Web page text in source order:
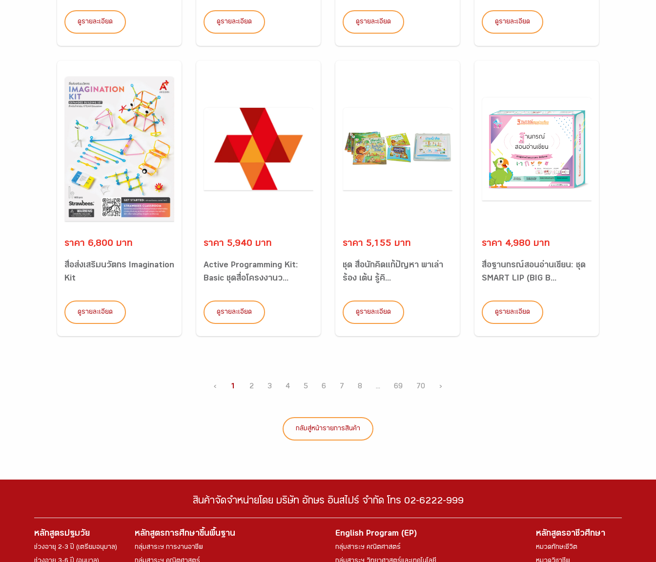
ดูรายละเอียด ดูรายละเอียด ดูรายละเอียด ดูรายละเอียด
ราคา 6,800 บาท
สื่อส่งเสริมนวัตกร Imagination
Kit
ดูรายละเอียด
ราคา 5,940 บาท
Active Programming Kit:
Basic ชุดสื่อโครงงานว...
ดูรายละเอียด
ราคา 5,155 บาท
ชุด สื่อนักคิดแก้ปัญหา พาเล่า
ร้อง เต้น รู้คิ...
ดูรายละเอียด
ราคา 4,980 บาท
สื่อฐานกรณ์สอนอ่านเขียน: ชุด
SMART LIP (BIG B...
ดูรายละเอียด
‹ 1 2 3 4 5 6 7 8 ... 69 70 ›
กลับสู่หน้ารายการสินค้า
สินค้าจัดจำหน่ายโดย บริษัท อักษร อินสไปร์ จำกัด โทร 02-6222-999
หลักสูตรปฐมวัย
ช่วงอายุ 2-3 ปี (เตรียมอนุบาล)
หลักสูตรการศึกษาขึ้นพื้นฐาน
กลุ่มสาระฯ การงานอาชีพ
English Program (EP)
กลุ่มสาระฯ คณิตศาสตร์
หลักสูตรอาชีวศึกษา
หมวดทักษะชีวิต